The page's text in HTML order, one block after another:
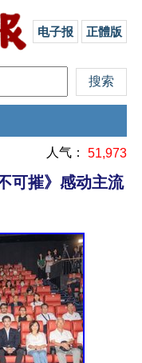
电子报 正體版
人气： 51,973
可摧》感动主流